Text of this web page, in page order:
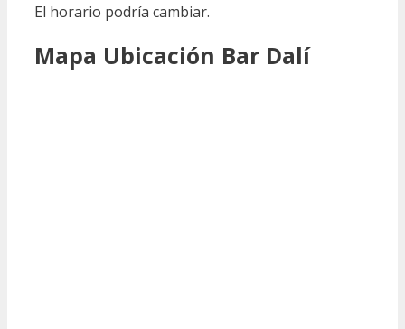
El horario podría cambiar.
Mapa Ubicación Bar Dalí